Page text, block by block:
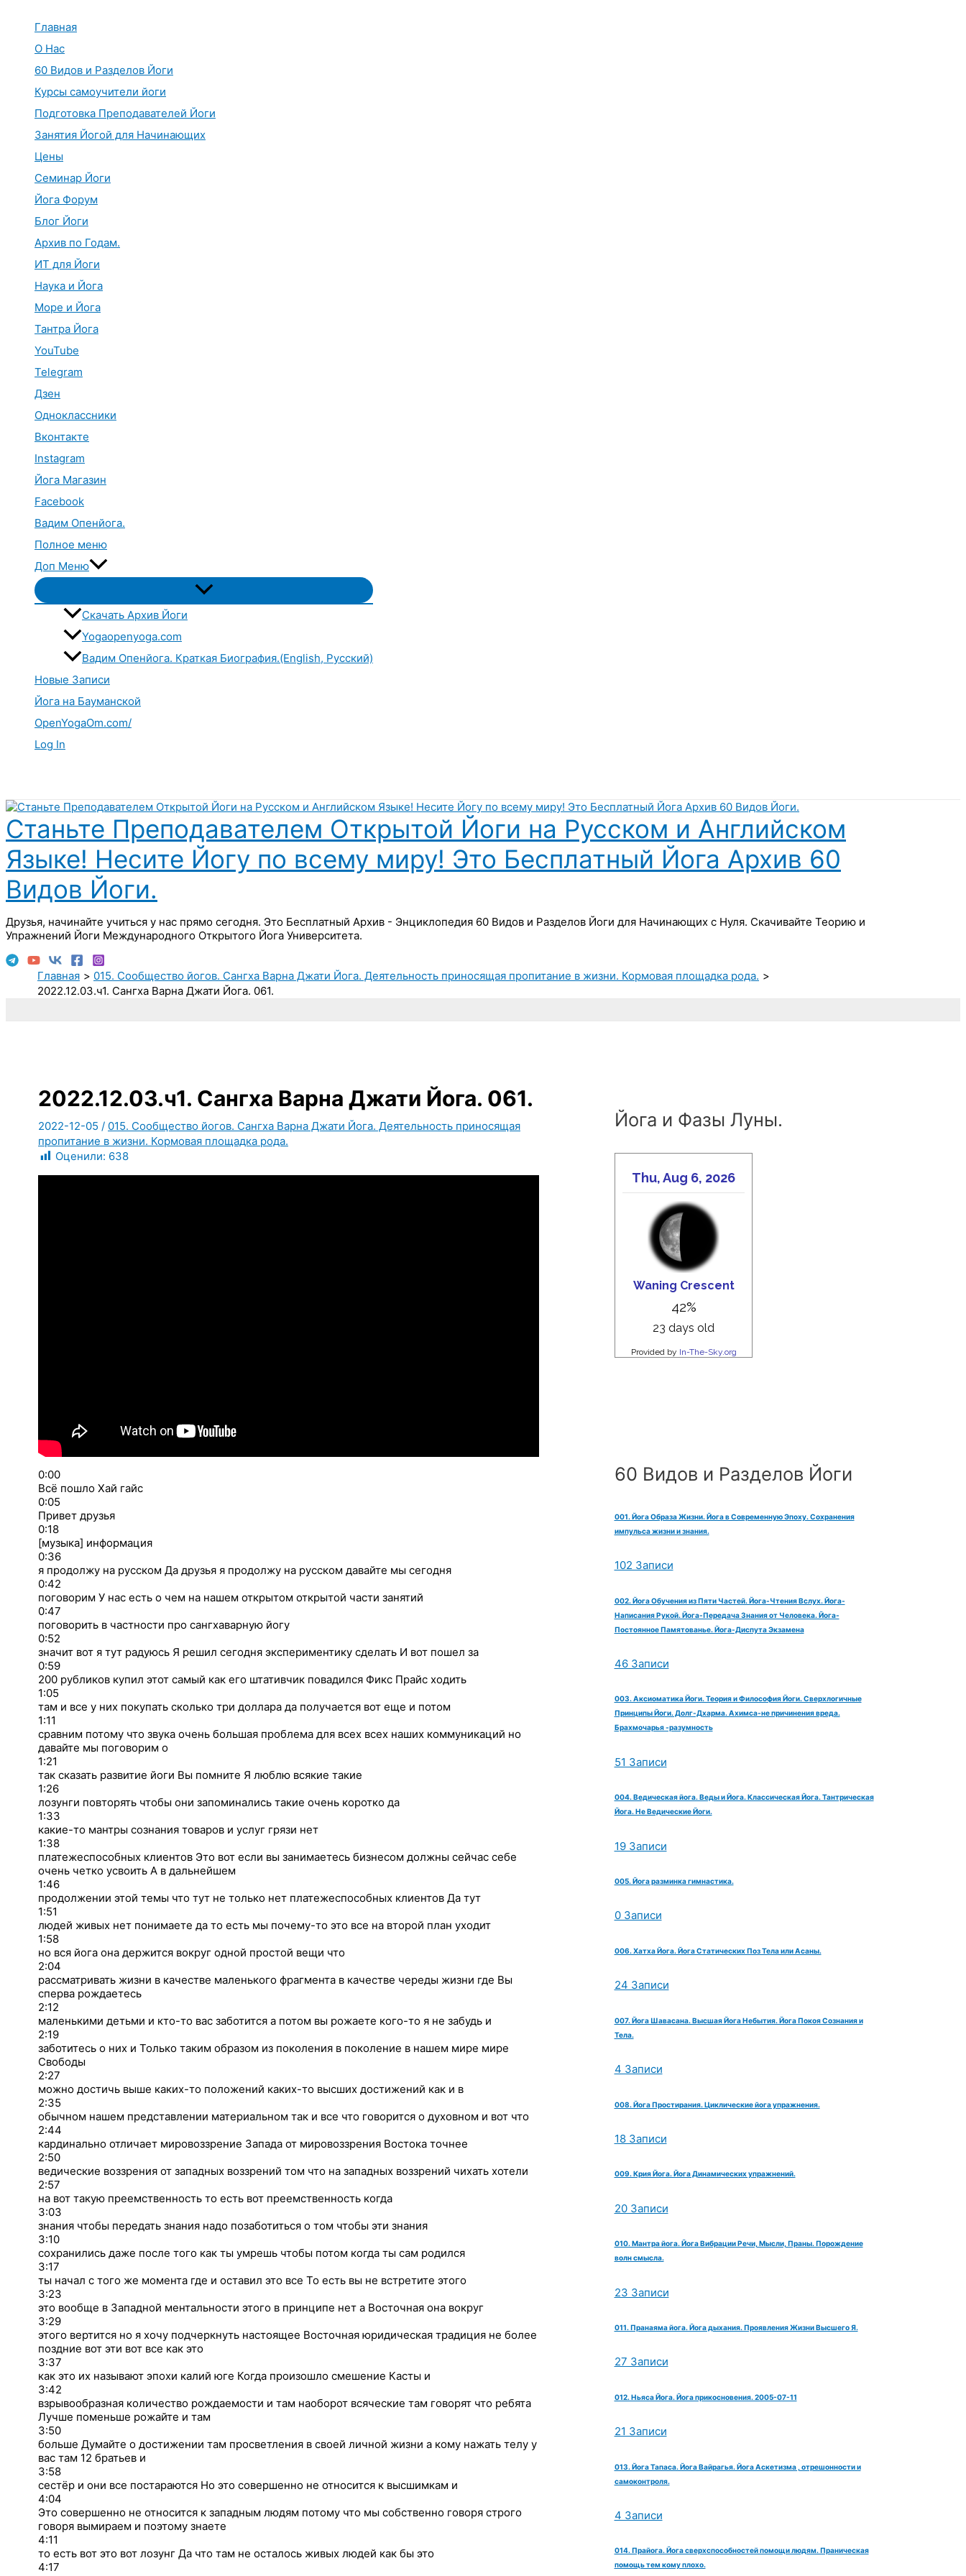
Главная
О Нас
60 Видов и Разделов Йоги
Курсы самоучители йоги
Подготовка Преподавателей Йоги
Занятия Йогой для Начинающих
Цены
Семинар Йоги
Йога Форум
Блог Йоги
Архив по Годам.
ИТ для Йоги
Наука и Йога
Море и Йога
Тантра Йога
YouTube
Telegram
Дзен
Одноклассники
Вконтакте
Instagram
Йога Магазин
Facebook
Вадим Опенйога.
Полное меню
Доп Меню
Переключатель
меню
Скачать Архив Йоги
Yogaopenyoga.com
Вадим Опенйога. Краткая Биография.(English, Русский)
Новые Записи
Йога на Бауманской
OpenYogaOm.com/
Log In
Станьте Преподавателем Открытой Йоги на Русском и Английском
Языке! Несите Йогу по всему миру! Это Бесплатный Йога Архив 60
Видов Йоги.
Друзья, начинайте учиться у нас прямо сегодня. Это Бесплатный Архив - Энциклопедия 60 Видов и Разделов Йоги для Начинающих с Нуля. Скачивайте Теорию и
Упражнений Йоги Международного Открытого Йога Университета.
Главная
015. Сообщество йогов. Сангха Варна Джати Йога. Деятельность приносящая пропитание в жизни. Кормовая площадка рода.
2022.12.03.ч1. Сангха Варна Джати Йога. 061.
2022.12.03.ч1. Сангха Варна Джати Йога. 061.
2022-12-05 / 015. Сообщество йогов. Сангха Варна Джати Йога. Деятельность приносящая
пропитание в жизни. Кормовая площадка рода.
Оценили: 638
0:00
Всё пошло Хай гайс
0:05
Привет друзья
0:18
[музыка] информация
0:36
я продолжу на русском Да друзья я продолжу на русском давайте мы сегодня
0:42
поговорим У нас есть о чем на нашем открытом открытой части занятий
0:47
поговорить в частности про сангхаварную йогу
0:52
значит вот я тут радуюсь Я решил сегодня экспериментику сделать И вот пошел за
0:59
200 рубликов купил этот самый как его штативчик повадился Фикс Прайс ходить
1:05
там и все у них покупать сколько три доллара да получается вот еще и потом
1:11
сравним потому что звука очень большая проблема для всех всех наших коммуникаций но
давайте мы поговорим о
1:21
так сказать развитие йоги Вы помните Я люблю всякие такие
1:26
лозунги повторять чтобы они запоминались такие очень коротко да
1:33
какие-то мантры сознания товаров и услуг грязи нет
1:38
платежеспособных клиентов Это вот если вы занимаетесь бизнесом должны сейчас себе
очень четко усвоить А в дальнейшем
1:46
продолжении этой темы что тут не только нет платежеспособных клиентов Да тут
1:51
людей живых нет понимаете да то есть мы почему-то это все на второй план уходит
1:58
но вся йога она держится вокруг одной простой вещи что
2:04
рассматривать жизни в качестве маленького фрагмента в качестве череды жизни где Вы
сперва рождаетесь
2:12
маленькими детьми и кто-то вас заботится а потом вы рожаете кого-то я не забудь и
2:19
заботитесь о них и Только таким образом из поколения в поколение в нашем мире мире
Свободы
2:27
можно достичь выше каких-то положений каких-то высших достижений как и в
2:35
обычном нашем представлении материальном так и все что говорится о духовном и вот что
2:44
кардинально отличает мировоззрение Запада от мировоззрения Востока точнее
2:50
ведические воззрения от западных воззрений том что на западных воззрений чихать хотели
2:57
на вот такую преемственность то есть вот преемственность когда
3:03
знания чтобы передать знания надо позаботиться о том чтобы эти знания
3:10
сохранились даже после того как ты умрешь чтобы потом когда ты сам родился
3:17
ты начал с того же момента где и оставил это все То есть вы не встретите этого
3:23
это вообще в Западной ментальности этого в принципе нет а Восточная она вокруг
3:29
этого вертится но я хочу подчеркнуть настоящее Восточная юридическая традиция не более
поздние вот эти вот все как это
3:37
как это их называют эпохи калий юге Когда произошло смешение Касты и
3:42
взрывообразная количество рождаемости и там наоборот всяческие там говорят что ребята
Лучше поменьше рожайте и там
3:50
больше Думайте о достижении там просветления в своей личной жизни а кому нажать телу у
вас там 12 братьев и
3:58
сестёр и они все постараются Но это совершенно не относится к высшимкам и
4:04
Это совершенно не относится к западным людям потому что мы собственно говоря строго
говоря вымираем и поэтому знаете
4:11
то есть вот это вот лозунг Да что там не осталось живых людей как бы это
4:17
Йога и Фазы Луны.
60 Видов и Разделов Йоги
001. Йога Образа Жизни. Йога в Современную Эпоху. Сохранения
импульса жизни и знания.
102 Записи
002. Йога Обучения из Пяти Частей. Йога-Чтения Вслух. Йога-
Написания Рукой. Йога-Передача Знания от Человека. Йога-
Постоянное Памятованье. Йога-Диспута Экзамена
46 Записи
003. Аксиоматика Йоги. Теория и Философия Йоги. Сверхлогичные
Принципы Йоги. Долг-Дхарма. Ахимса-не причинения вреда.
Брахмочарья -разумность
51 Записи
004. Ведическая йога. Веды и Йога. Классическая Йога. Тантрическая
Йога. Не Ведические Йоги.
19 Записи
005. Йога разминка гимнастика.
0 Записи
006. Хатха Йога. Йога Статических Поз Тела или Асаны.
24 Записи
007. Йога Шавасана. Высшая Йога Небытия. Йога Покоя Сознания и
Тела.
4 Записи
008. Йога Простирания. Циклические йога упражнения.
18 Записи
009. Крия Йога. Йога Динамических упражнений.
20 Записи
010. Мантра йога. Йога Вибрации Речи, Мысли, Праны. Порождение
волн смысла.
23 Записи
011. Пранаяма йога. Йога дыхания. Проявления Жизни Высшего Я.
27 Записи
012. Ньяса Йога. Йога прикосновения. 2005-07-11
21 Записи
013. Йога Тапаса. Йога Вайрагья. Йога Аскетизма , отрешонности и
самоконтроля.
4 Записи
014. Прайога. Йога сверхспособностей помощи людям. Праническая
помощь тем кому плохо.